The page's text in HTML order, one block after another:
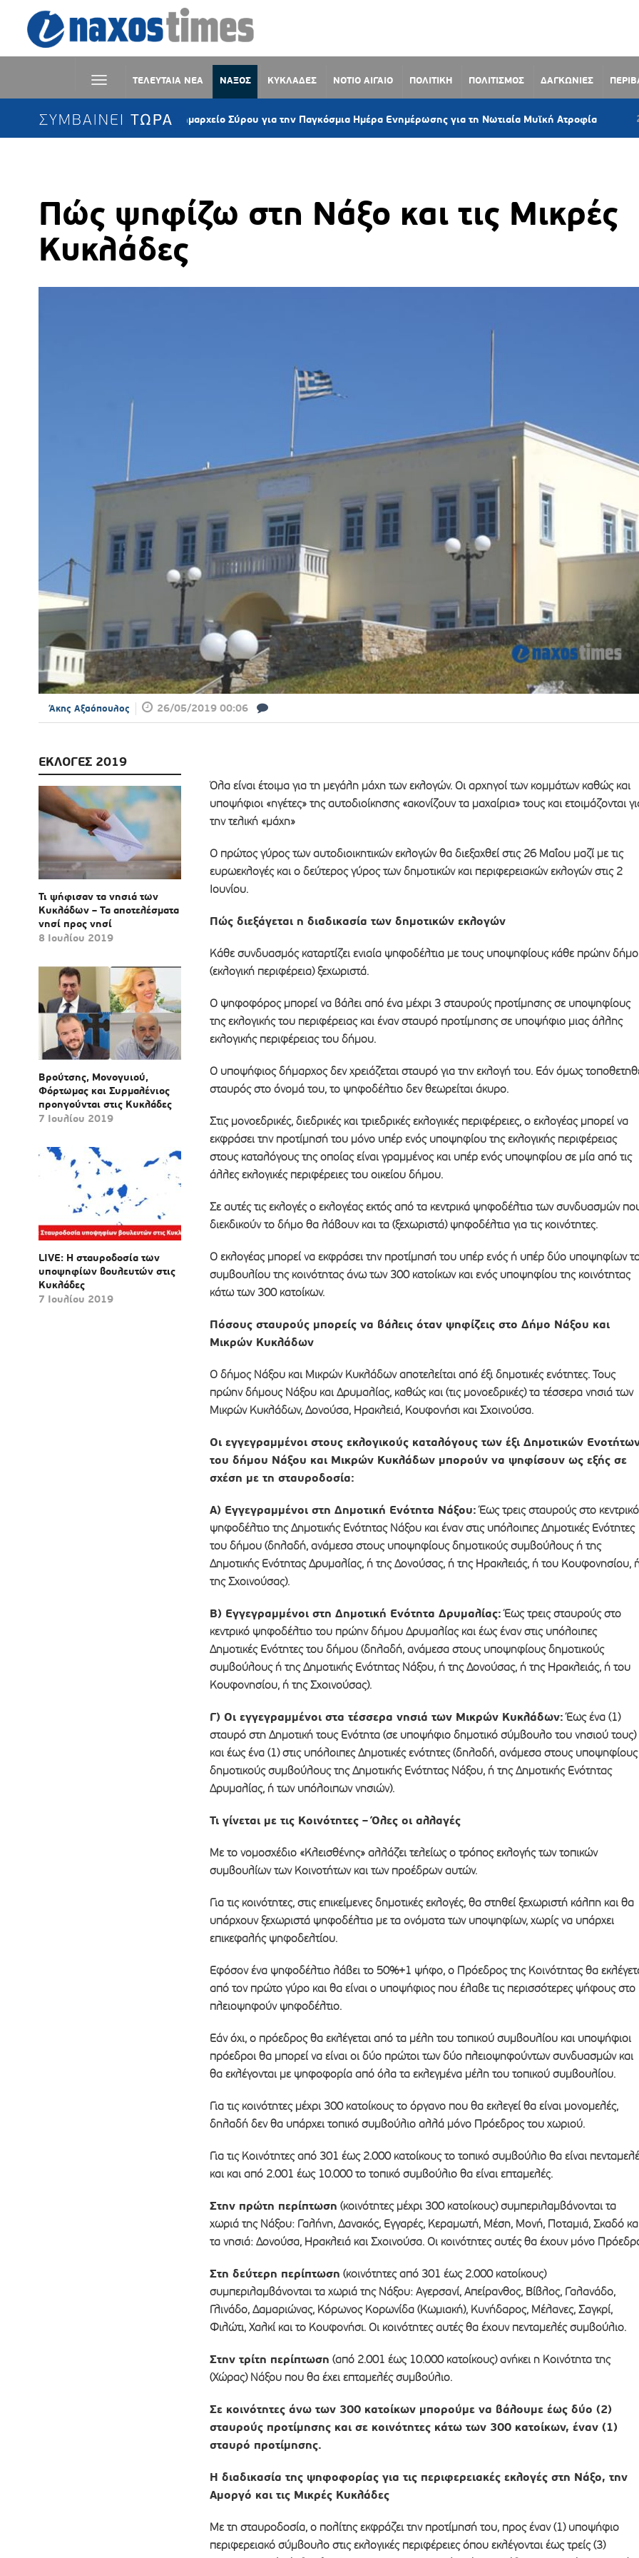
ΤΕΛΕΥΤΑΙΑ ΝΕΑ ΝΑΞΟΣ ΚΥΚΛΑΔΕΣ ΝΟΤΙΟ ΑΙΓΑΙΟ ΠΟΛΙΤΙΚΗ ΠΟΛΙΤΙΣΜΟΣ ΔΑΓΚΩΝΙΕΣ
ΣΥΜΒΑΙΝΕΙ ΤΩΡΑ
Στα «μοβ» το Δημαρχείο Σύρου για την Παγκόσμια Ημέρα Ενημέρωσης για τη Νωτιαία Μυϊκή Ατροφία 2 ώρες πριν
Πώς ψηφίζω στη Νάξο και τις Μικρές
Κυκλάδες
Άκης Αξαόπουλος 26/05/2019 00:06
ΕΚΛΟΓΕΣ 2019
Τι ψήφισαν τα νησιά των
Κυκλάδων – Τα αποτελέσματα
νησί προς νησί
8 Ιουλίου 2019
Βρούτσης, Μονογυιού,
Φόρτωμας και Συρμαλένιος
προηγούνται στις Κυκλάδες
7 Ιουλίου 2019
LIVE: Η σταυροδοσία των
υποψηφίων βουλευτών στις
Κυκλάδες
7 Ιουλίου 2019
Όλα είναι έτοιμα για τη μεγάλη μάχη των εκλογών. Οι αρχηγοί των κομμάτων καθώς και
υποψήφιοι «ηγέτες» της αυτοδιοίκησης «ακονίζουν τα μαχαίρια» τους και ετοιμάζονται
την τελική «μάχη»
Ο πρώτος γύρος των αυτοδιοικητικών εκλογών θα διεξαχθεί στις 26 Μαΐου μαζί με τις
ευρωεκλογές και ο δεύτερος γύρος των δημοτικών και περιφερειακών εκλογών στις 2
Ιουνίου.
Πώς διεξάγεται η διαδικασία των δημοτικών εκλογών
Κάθε συνδυασμός καταρτίζει ενιαία ψηφοδέλτια με τους υποψηφίους κάθε πρώην
(εκλογική περιφέρεια) ξεχωριστά.
Ο ψηφοφόρος μπορεί να βάλει από ένα μέχρι 3 σταυρούς προτίμησης σε υποψηφίους
της εκλογικής του περιφέρειας και έναν σταυρό προτίμησης σε υποψήφιο μιας άλλης
εκλογικής περιφέρειας του δήμου.
Ο υποψήφιος δήμαρχος δεν χρειάζεται σταυρό για την εκλογή του. Εάν όμως
σταυρός στο όνομά του, το ψηφοδέλτιο δεν θεωρείται άκυρο.
Στις μονοεδρικές, διεδρικές και τριεδρικές εκλογικές περιφέρειες, ο εκλογέας μπορεί να
εκφράσει την προτίμησή του μόνο υπέρ ενός υποψηφίου της εκλογικής περιφέρειας
στους καταλόγους της οποίας είναι γραμμένος και υπέρ ενός υποψηφίου σε μία από τις
άλλες εκλογικές περιφέρειες του οικείου δήμου.
Σε αυτές τις εκλογές ο εκλογέας εκτός από τα κεντρικά ψηφοδέλτια των συνδυασμών
διεκδικούν το δήμο θα λάβουν και τα (ξεχωριστά) ψηφοδέλτια για τις κοινότητες.
Ο εκλογέας μπορεί να εκφράσει την προτίμησή του υπέρ ενός ή υπέρ δύο υποψηφίων
συμβουλίου της κοινότητας άνω των 300 κατοίκων και ενός υποψηφίου της κοινότητας
κάτω των 300 κατοίκων.
Πόσους σταυρούς μπορείς να βάλεις όταν ψηφίζεις στο Δήμο Νάξου και
Μικρών Κυκλάδων
Ο δήμος Νάξου και Μικρών Κυκλάδων αποτελείται από έξι δημοτικές ενότητες. Τους
πρώην δήμους Νάξου και Δρυμαλίας, καθώς και (τις μονοεδρικές) τα τέσσερα νησιά των
Μικρών Κυκλάδων, Δονούσα, Ηρακλειά, Κουφονήσι και Σχοινούσα.
Οι εγγεγραμμένοι στους εκλογικούς καταλόγους των έξι Δημοτικών
του δήμου Νάξου και Μικρών Κυκλάδων μπορούν να ψηφίσουν ως εξής σε
σχέση με τη σταυροδοσία:
Α) Εγγεγραμμένοι στη Δημοτική Ενότητα Νάξου:Έως τρεις σταυρούς στο κεντρικό
ψηφοδέλτιο της Δημοτικής Ενότητας Νάξου και έναν στις υπόλοιπες Δημοτικές Ενότητες
του δήμου (δηλαδή, ανάμεσα στους υποψηφίους δημοτικούς συμβούλους ή της
Δημοτικής Ενότητας Δρυμαλίας, ή της Δονούσας, ή της Ηρακλειάς, ή του Κουφονησίου,
της Σχοινούσας).
Β) Εγγεγραμμένοι στη Δημοτική Ενότητα Δρυμαλίας:Έως τρεις σταυρούς στο
κεντρικό ψηφοδέλτιο του πρώην δήμου Δρυμαλίας και έως έναν στις υπόλοιπες
Δημοτικές Ενότητες του δήμου (δηλαδή, ανάμεσα στους υποψηφίους δημοτικούς
συμβούλους ή της Δημοτικής Ενότητας Νάξου, ή της Δονούσας, ή της Ηρακλειάς, ή του
Κουφονησίου, ή της Σχοινούσας).
Γ) Οι εγγεγραμμένοι στα τέσσερα νησιά των Μικρών Κυκλάδων:Έως ένα (1)
σταυρό στη Δημοτική τους Ενότητα (σε υποψήφιο δημοτικό σύμβουλο του νησιού τους)
και έως ένα (1) στις υπόλοιπες Δημοτικές ενότητες (δηλαδή, ανάμεσα στους υποψηφίους
δημοτικούς συμβούλους της Δημοτικής Ενότητας Νάξου, ή της Δημοτικής Ενότητας
Δρυμαλίας, ή των υπόλοιπων νησιών).
Τι γίνεται με τις Κοινότητες – Όλες οι αλλαγές
Με το νομοσχέδιο «Κλεισθένης» αλλάζει τελείως ο τρόπος εκλογής των τοπικών
συμβουλίων των Κοινοτήτων και των προέδρων αυτών.
Για τις κοινότητες, στις επικείμενες δημοτικές εκλογές, θα στηθεί ξεχωριστή κάλπη και θα
υπάρχουν ξεχωριστά ψηφοδέλτια με τα ονόματα των υποψηφίων, χωρίς να υπάρχει
επικεφαλής ψηφοδελτίου.
Εφόσον ένα ψηφοδέλτιο λάβει το 50%+1 ψήφο, ο Πρόεδρος της Κοινότητας θα
από τον πρώτο γύρο και θα είναι ο υποψήφιος που έλαβε τις περισσότερες ψήφους στο
πλειοψηφούν ψηφοδέλτιο.
Εάν όχι, ο πρόεδρος θα εκλέγεται από τα μέλη του τοπικού συμβουλίου και υποψήφιοι
πρόεδροι θα μπορεί να είναι οι δύο πρώτοι των δύο πλειοψηφούντων συνδυασμών και
θα εκλέγονται με ψηφοφορία από όλα τα εκλεγμένα μέλη του τοπικού συμβουλίου.
Για τις κοινότητες μέχρι 300 κατοίκους το όργανο που θα εκλεγεί θα είναι μονομελές,
δηλαδή δεν θα υπάρχει τοπικό συμβούλιο αλλά μόνο Πρόεδρος του χωριού.
Για τις Κοινότητες από 301 έως 2.000 κατοίκους το τοπικό συμβούλιο θα είναι
και και από 2.001 έως 10.000 το τοπικό συμβούλιο θα είναι επταμελές.
Στην πρώτη περίπτωση (κοινότητες μέχρι 300 κατοίκους) συμπεριλαμβάνονται τα
χωριά της Νάξου: Γαλήνη, Δανακός, Εγγαρές, Κεραμωτή, Μέση, Μονή, Ποταμιά, Σκαδό
τα νησιά: Δονούσα, Ηρακλειά και Σχοινούσα. Οι κοινότητες αυτές θα έχουν μόνο
Στη δεύτερη περίπτωση (κοινότητες από 301 έως 2.000 κατοίκους)
συμπεριλαμβάνονται τα χωριά της Νάξου: Αγερσανί, Απείρανθος, Βίβλος, Γαλανάδο,
Γλινάδο, Δαμαριώνας, Κόρωνος Κορωνίδα (Κωμιακή), Κυνήδαρος, Μέλανες, Σαγκρί,
Φιλώτι, Χαλκί και το Κουφονήσι. Οι κοινότητες αυτές θα έχουν πενταμελές συμβούλιο.
Στην τρίτη περίπτωση (από 2.001 έως 10.000 κατοίκους) ανήκει η Κοινότητα της
(Χώρας) Νάξου που θα έχει επταμελές συμβούλιο.
Σε κοινότητες άνω των 300 κατοίκων μπορούμε να βάλουμε έως δύο (2)
σταυρούς προτίμησης και σε κοινότητες κάτω των 300 κατοίκων, έναν (1)
σταυρό προτίμησης.
Η διαδικασία της ψηφοφορίας για τις περιφερειακές εκλογές στη Νάξο, την
Αμοργό και τις Μικρές Κυκλάδες
Με τη σταυροδοσία, ο πολίτης εκφράζει την προτίµησή του, προς έναν (1) υποψήφιο
περιφερειακό σύµβουλο στις εκλογικές περιφέρειες όπου εκλέγονται έως τρείς (3)